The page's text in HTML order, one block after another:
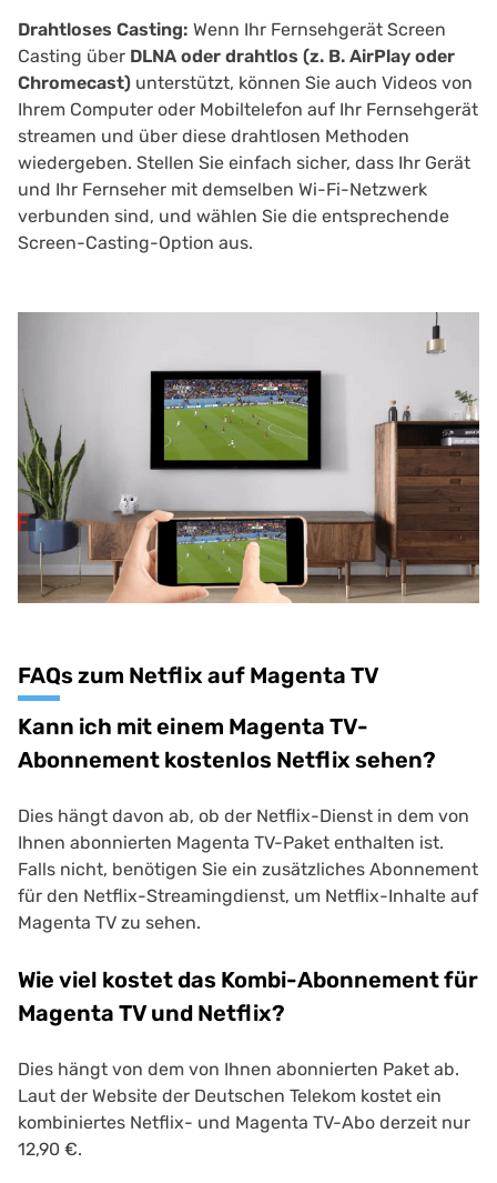
Drahtloses Casting: Wenn Ihr Fernsehgerät Screen
Casting über DLNA oder drahtlos (z. B. AirPlay oder
Chromecast) unterstützt, können Sie auch Videos von
Ihrem Computer oder Mobiltelefon auf Ihr Fernsehgerät
streamen und über diese drahtlosen Methoden
wiedergeben. Stellen Sie einfach sicher, dass Ihr Gerät
und Ihr Fernseher mit demselben Wi-Fi-Netzwerk
verbunden sind, und wählen Sie die entsprechende
Screen-Casting-Option aus.
FAQs zum Netflix auf Magenta TV
Kann ich mit einem Magenta TV-
Abonnement kostenlos Netflix sehen?
Dies hängt davon ab, ob der Netflix-Dienst in dem von
Ihnen abonnierten Magenta TV-Paket enthalten ist.
Falls nicht, benötigen Sie ein zusätzliches Abonnement
für den Netflix-Streamingdienst, um Netflix-Inhalte auf
Magenta TV zu sehen.
Wie viel kostet das Kombi-Abonnement für
Magenta TV und Netflix?
Dies hängt von dem von Ihnen abonnierten Paket ab.
Laut der Website der Deutschen Telekom kostet ein
kombiniertes Netflix- und Magenta TV-Abo derzeit nur
12,90 €.